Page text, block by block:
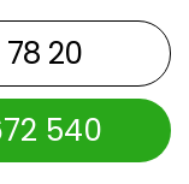
20
540